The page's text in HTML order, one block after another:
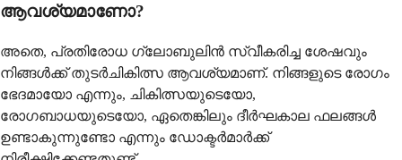
ആവശ്യമാണോ?
അതെ, പ്രതിരോധ ഗ്ലോബുലിൻ സ്വീകരിച്ച ശേഷവും
നിങ്ങൾക്ക് തുടർചികിത്സ ആവശ്യമാണ്. നിങ്ങളുടെ രോഗം
ഭേദമായോ എന്നും, ചികിത്സയുടെയോ,
രോഗബാധയുടെയോ, ഏതെങ്കിലും ദീർഘകാല ഫലങ്ങൾ
ഉണ്ടാകുന്നുണ്ടോ എന്നും ഡോക്ടർമാർക്ക്